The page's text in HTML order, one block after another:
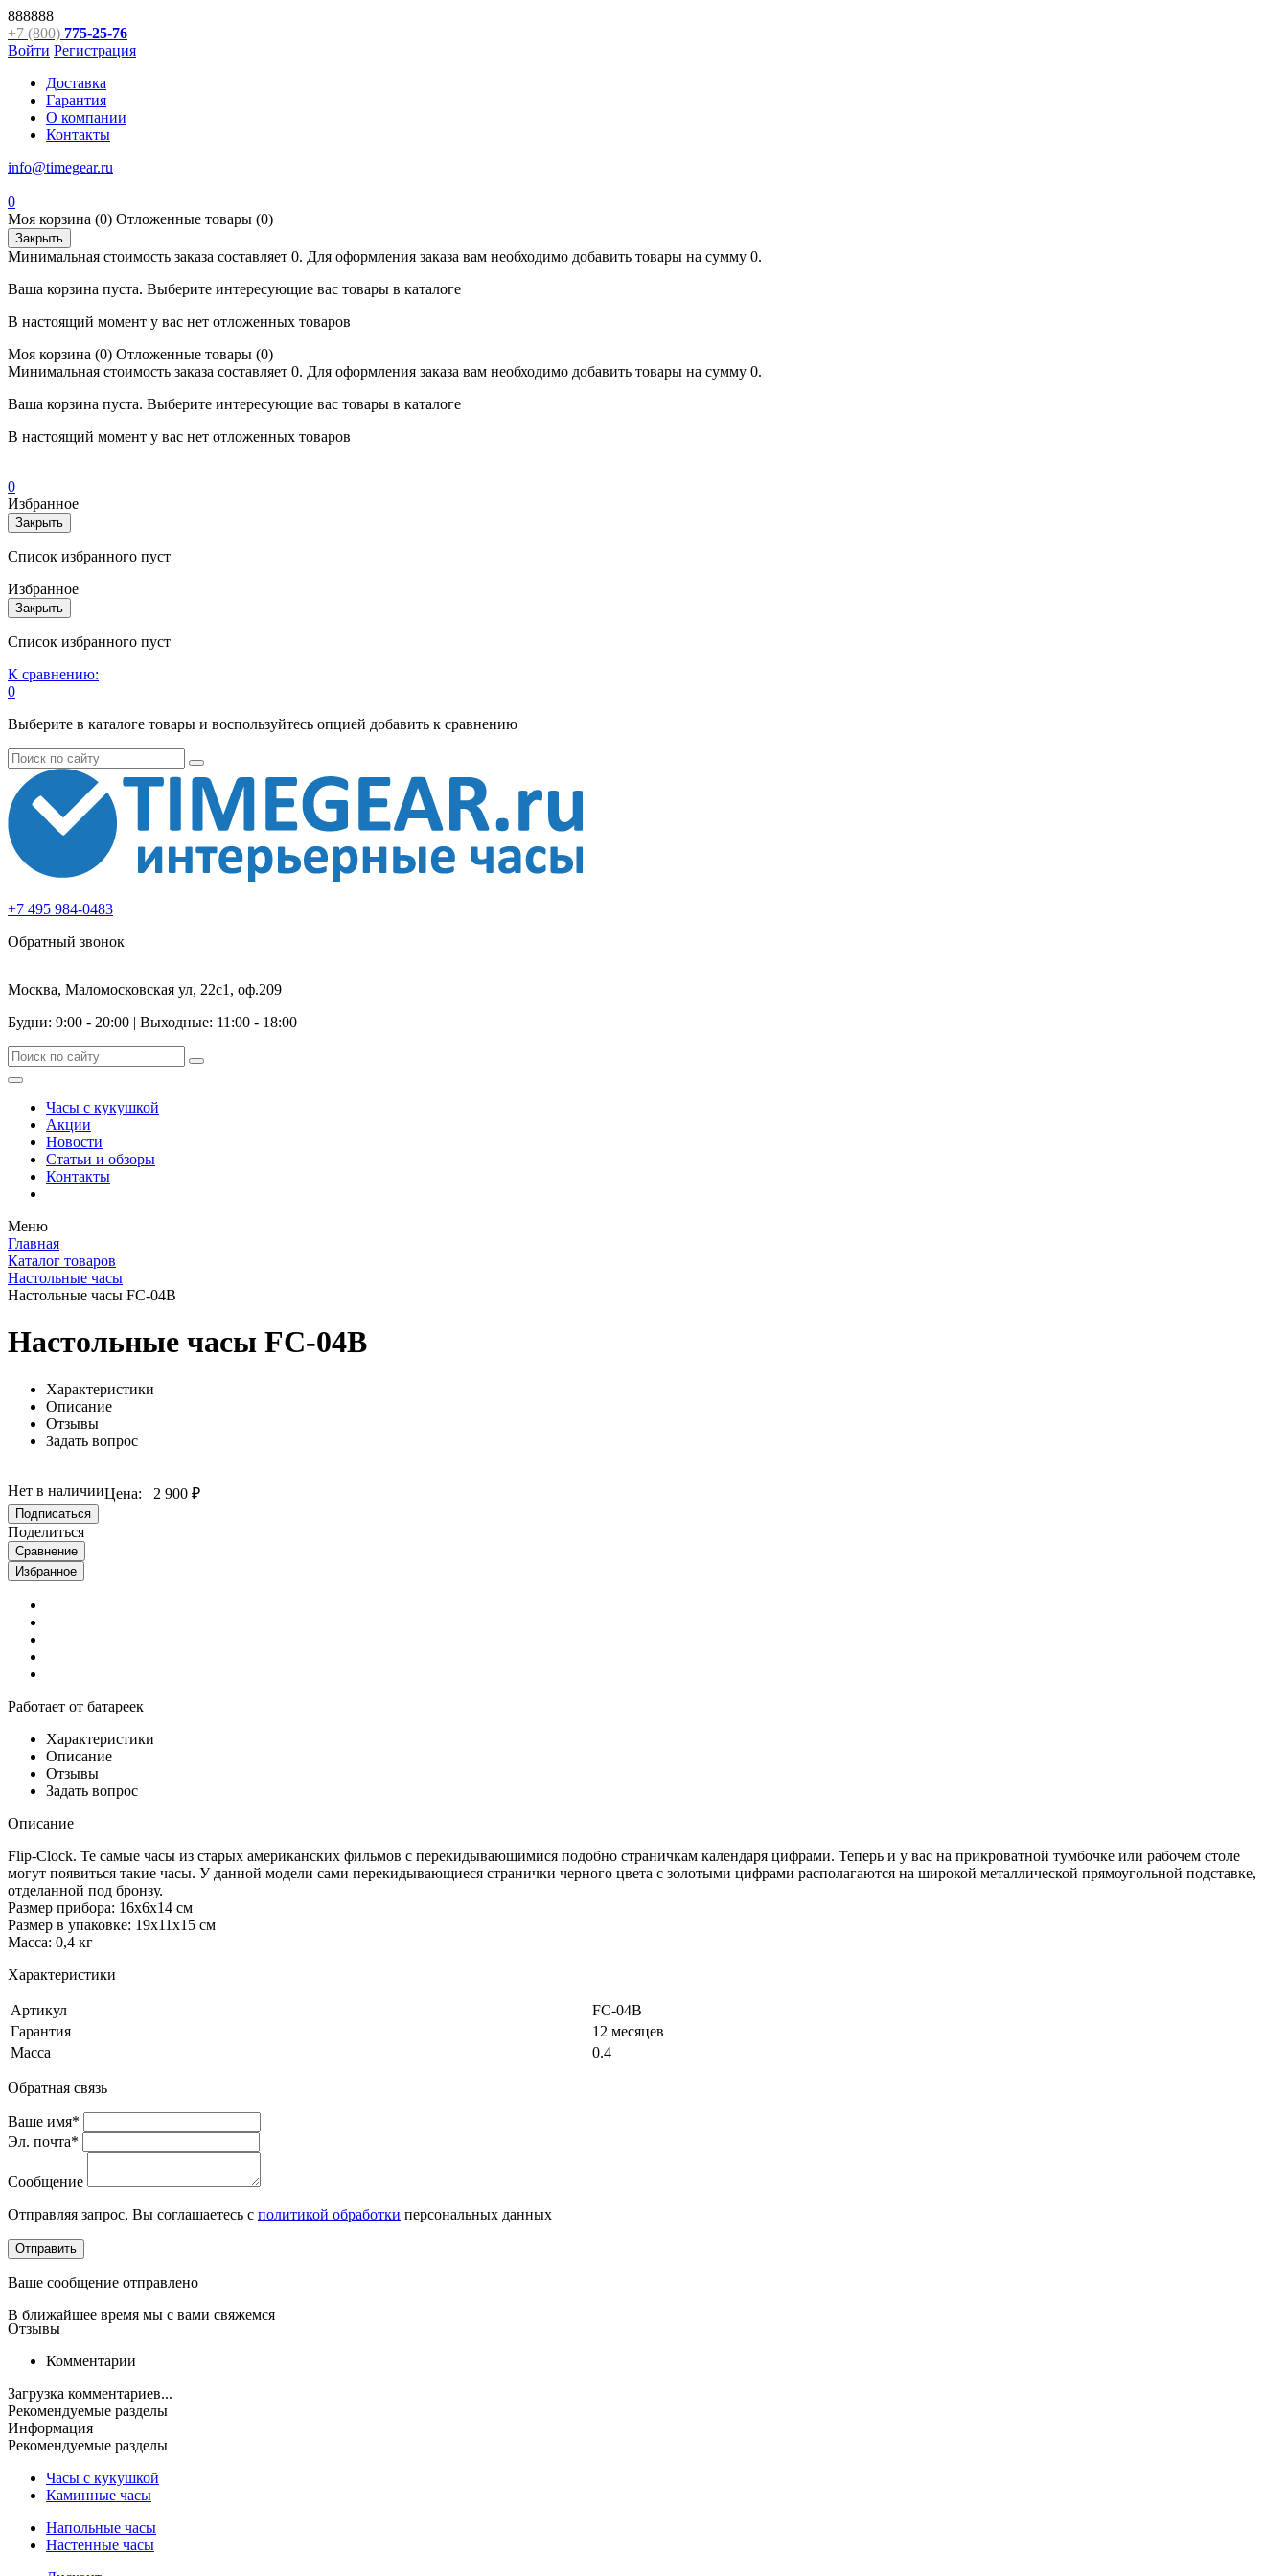
888888
+7 (800) 775-25-76
Войти Регистрация
Доставка
Гарантия
О компании
Контакты
info@timegear.ru
0
Моя корзина (0) Отложенные товары (0)
Закрыть
Минимальная стоимость заказа составляет 0. Для оформления заказа вам необходимо добавить товары на сумму 0.
Ваша корзина пуста. Выберите интересующие вас товары в каталоге
В настоящий момент у вас нет отложенных товаров
Моя корзина (0) Отложенные товары (0)
Минимальная стоимость заказа составляет 0. Для оформления заказа вам необходимо добавить товары на сумму 0.
Ваша корзина пуста. Выберите интересующие вас товары в каталоге
В настоящий момент у вас нет отложенных товаров
0
Избранное
Закрыть
Список избранного пуст
Избранное
Закрыть
Список избранного пуст
К сравнению:
0
Выберите в каталоге товары и воспользуйтесь опцией добавить к сравнению
+7 495 984-0483
Обратный звонок
Москва, Маломосковская ул, 22с1, оф.209
Будни: 9:00 - 20:00 | Выходные: 11:00 - 18:00
Часы с кукушкой
Акции
Новости
Статьи и обзоры
Контакты
Меню
Главная
Каталог товаров
Настольные часы
Настольные часы FC-04B
Настольные часы FC-04B
Характеристики
Описание
Отзывы
Задать вопрос
Нет в наличииЦена: 2 900 ₽
Подписаться
Поделиться
Сравнение
Избранное
Работает от батареек
Характеристики
Описание
Отзывы
Задать вопрос
Описание
Flip-Clock. Те самые часы из старых американских фильмов с перекидывающимися подобно страничкам календаря цифрами. Теперь и у вас на прикроватной тумбочке или рабочем столе
могут появиться такие часы. У данной модели сами перекидывающиеся странички черного цвета с золотыми цифрами располагаются на широкой металлической прямоугольной подставке,
отделанной под бронзу.
Размер прибора: 16х6х14 см
Размер в упаковке: 19х11х15 см
Масса: 0,4 кг
Характеристики
Артикул
FC-04B
Гарантия
12 месяцев
Масса
0.4
Обратная связь
Ваше имя*
Эл. почта*
Сообщение
Отправляя запрос, Вы соглашаетесь с политикой обработки персональных данных
Отправить
Ваше сообщение отправлено
В ближайшее время мы с вами свяжемся
Отзывы
Комментарии
Загрузка комментариев...
Рекомендуемые разделы
Информация
Рекомендуемые разделы
Часы с кукушкой
Каминные часы
Напольные часы
Настенные часы